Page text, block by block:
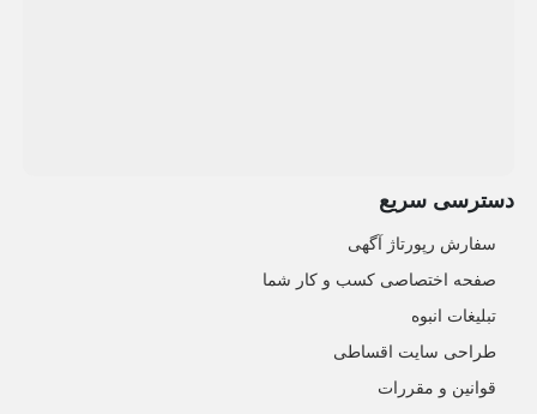
دسترسی سریع
سفارش رپورتاژ آگهی
صفحه اختصاصی کسب و کار شما
تبلیغات انبوه
طراحی سایت اقساطی
قوانین و مقررات